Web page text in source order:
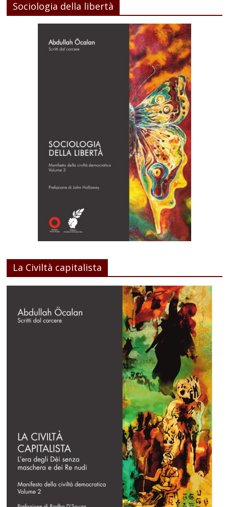
Sociologia della libertà
La Civiltà capitalista